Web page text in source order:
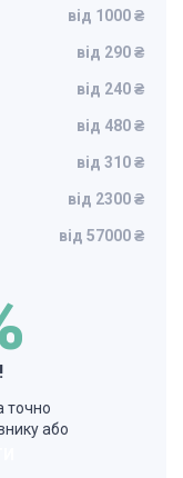
від 1000 ₴
від 290 ₴
від 240 ₴
від 480 ₴
від 310 ₴
від 2300 ₴
від 57000 ₴
точно
або